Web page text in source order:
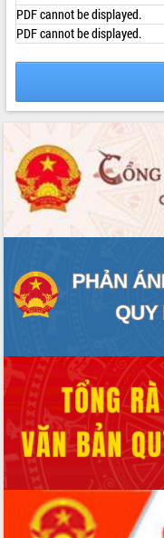
SỞ, BAN, NGÀNH
UBND CÁC XÃ, PHƯỜNG
HỆ THỐNG VĂN BẢN
VĂN BẢN HĐND TỈNH
ĐIỂM TIN VĂN BẢN
QUY HOẠCH - KẾ HOẠCH
PDF cannot be displayed.
PDF cannot be displayed.